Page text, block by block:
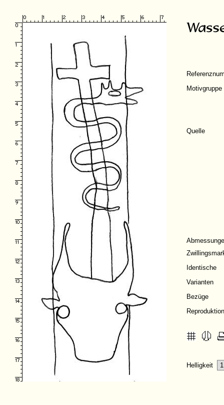
Motivgruppe
Quelle
Identische
Varianten
Bezüge
Helligkeit